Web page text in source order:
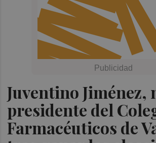
Juventino Jiménez,
presidente del
Farmacéuticos de